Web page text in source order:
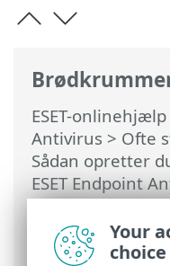
ESET-onlinehjælp
Antivirus > Ofte
Sådan opretter
ESET Endpoint
On-Prem>
anbefalet politik
Antivirus
Your
choice